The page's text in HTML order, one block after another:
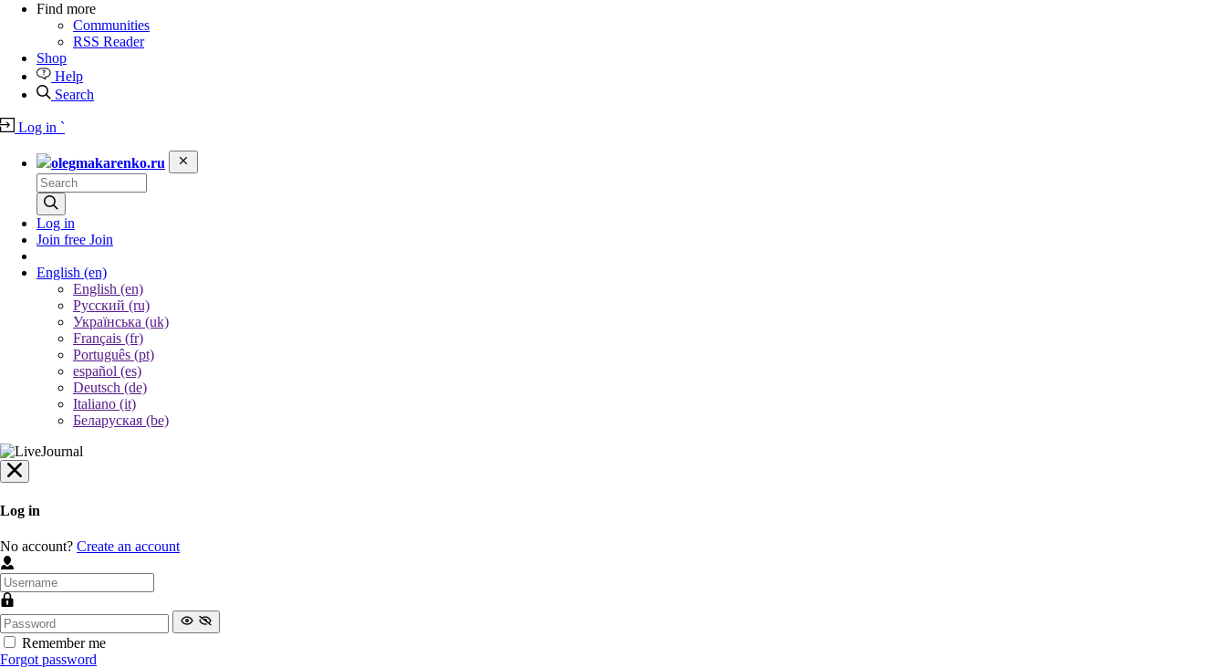
Find more
Communities
RSS Reader
Shop
Help
Search
Log in `
olegmakarenko.ru
Log in
Join free Join
English (en)
English (en)
Русский (ru)
Українська (uk)
Français (fr)
Português (pt)
español (es)
Deutsch (de)
Italiano (it)
Беларуская (be)
Log in
No account? Create an account
Remember me
Forgot password